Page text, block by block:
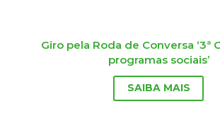
Giro pela Roda de Conversa ‘3ª
programas sociais’
SAIBA MAIS